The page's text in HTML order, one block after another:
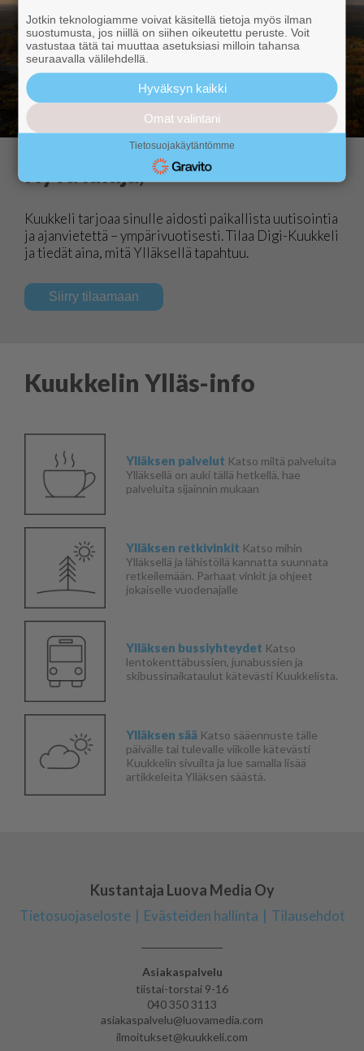
Hyvä lukija,
Kuukkeli tarjoaa sinulle aidosti paikallista uutisointia
ja ajanvietettä – ympärivuotisesti. Tilaa Digi-Kuukkeli
ja tiedät aina, mitä Ylläksellä tapahtuu.
Siirry tilaamaan
Kuukkelin Ylläs-info
Ylläksen palvelut Katso miltä palveluita
Ylläksellä on auki tällä hetkellä, hae
palveluita sijainnin mukaan
Ylläksen retkivinkit Katso mihin
Ylläksellä ja lähistöllä kannatta suunnata
retkeilemään. Parhaat vinkit ja ohjeet
jokaiselle vuodenajalle
Ylläksen bussiyhteydet Katso
lentokenttäbussien, junabussien ja
skibussinaikataulut kätevästi Kuukkelista.
Ylläksen sää Katso sääennuste tälle
päivälle tai tulevalle viikolle kätevästi
Kuukkelin sivuilta ja lue samalla lisää
artikkeleita Ylläksen säästä.
Kustantaja Luova Media Oy
Tietosuojaseloste Evästeiden hallinta Tilausehdot
Asiakaspalvelu
tiistai-torstai 9-16
040 350 3113
asiakaspalvelu@luovamedia.com
ilmoitukset@kuukkeli.com
Jotkin teknologiamme voivat käsitellä tietoja myös ilman
suostumusta, jos niillä on siihen oikeutettu peruste. Voit
vastustaa tätä tai muuttaa asetuksiasi milloin tahansa
seuraavalla välilehdellä.
Hyväksyn kaikki
Omat valintani
Tietosuojakäytäntömme